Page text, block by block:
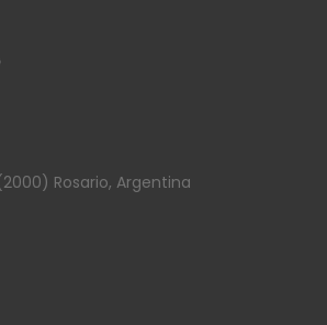
Rosario, Argentina